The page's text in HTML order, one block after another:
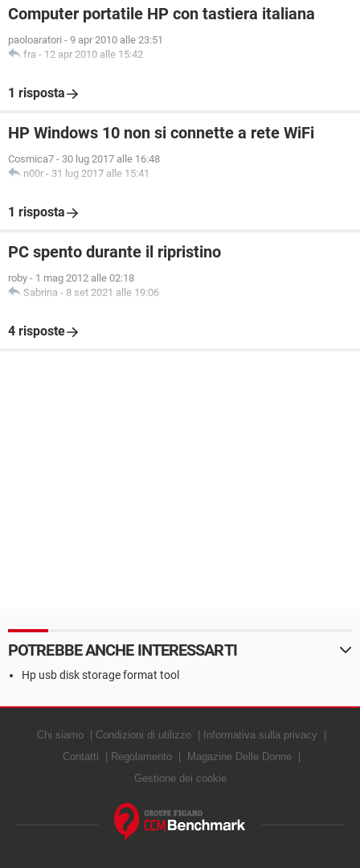
Computer portatile HP con tastiera italiana
paoloaratori - 9 apr 2010 alle 23:51
fra - 12 apr 2010 alle 15:42
1 risposta
HP Windows 10 non si connette a rete WiFi
Cosmica7 - 30 lug 2017 alle 16:48
n00r - 31 lug 2017 alle 15:41
1 risposta
PC spento durante il ripristino
roby - 1 mag 2012 alle 02:18
Sabrina - 8 set 2021 alle 19:06
4 risposte
POTREBBE ANCHE INTERESSARTI
Hp usb disk storage format tool
Chi siamo Condizioni di utilizzo
Informativa sulla privacy
Contatti
Regolamento
Magazine Delle Donne
Gestione dei cookie